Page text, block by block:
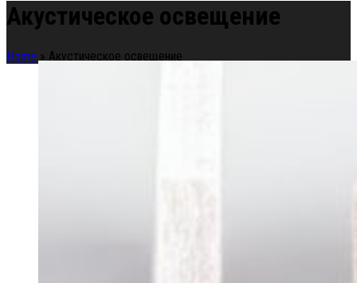
Акустическое освещение
Home » Акустическое освещение